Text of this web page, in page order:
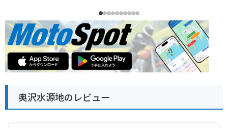
奥沢水源地のレビュー